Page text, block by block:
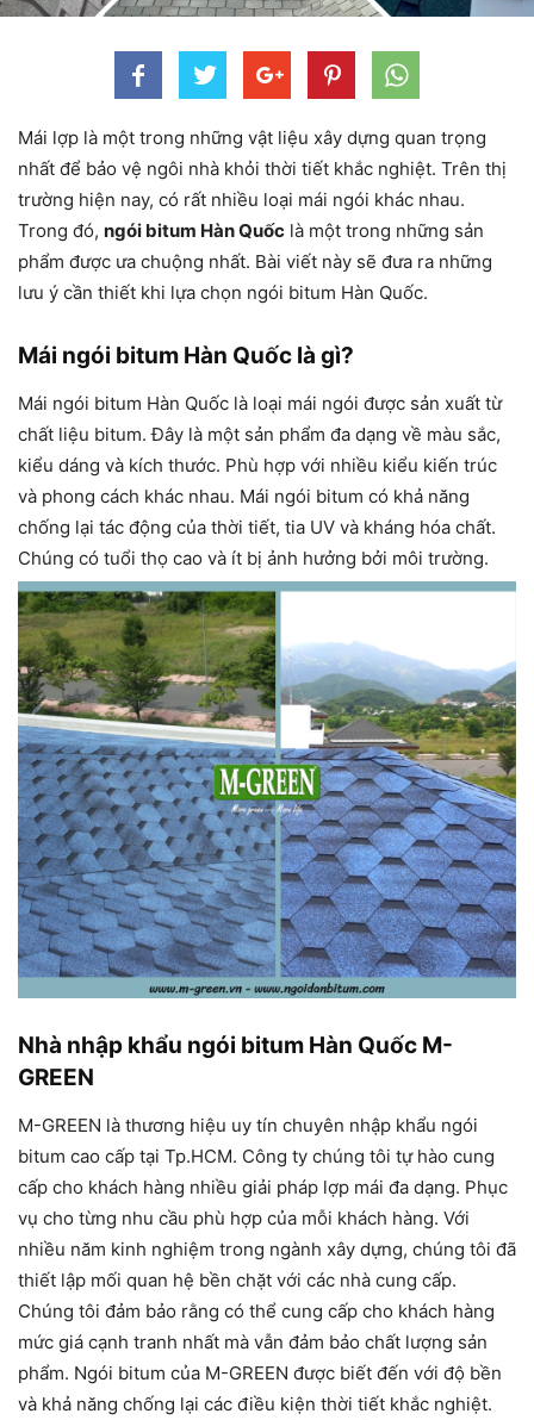
Mái lợp là một trong những vật liệu xây dựng quan trọng
nhất để bảo vệ ngôi nhà khỏi thời tiết khắc nghiệt. Trên thị
trường hiện nay, có rất nhiều loại mái ngói khác nhau.
Trong đó, ngói bitum Hàn Quốc là một trong những sản
phẩm được ưa chuộng nhất. Bài viết này sẽ đưa ra những
lưu ý cần thiết khi lựa chọn ngói bitum Hàn Quốc.
Mái ngói bitum Hàn Quốc là gì?
Mái ngói bitum Hàn Quốc là loại mái ngói được sản xuất từ
chất liệu bitum. Đây là một sản phẩm đa dạng về màu sắc,
kiểu dáng và kích thước. Phù hợp với nhiều kiểu kiến trúc
và phong cách khác nhau. Mái ngói bitum có khả năng
chống lại tác động của thời tiết, tia UV và kháng hóa chất.
Chúng có tuổi thọ cao và ít bị ảnh hưởng bởi môi trường.
Nhà nhập khẩu ngói bitum Hàn Quốc M-
GREEN
M-GREEN là thương hiệu uy tín chuyên nhập khẩu ngói
bitum cao cấp tại Tp.HCM. Công ty chúng tôi tự hào cung
cấp cho khách hàng nhiều giải pháp lợp mái đa dạng. Phục
vụ cho từng nhu cầu phù hợp của mỗi khách hàng. Với
nhiều năm kinh nghiệm trong ngành xây dựng, chúng tôi đã
thiết lập mối quan hệ bền chặt với các nhà cung cấp.
Chúng tôi đảm bảo rằng có thể cung cấp cho khách hàng
mức giá cạnh tranh nhất mà vẫn đảm bảo chất lượng sản
phẩm. Ngói bitum của M-GREEN được biết đến với độ bền
và khả năng chống lại các điều kiện thời tiết khắc nghiệt.